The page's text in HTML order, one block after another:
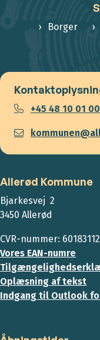
Borger
+45 48 10 01 00
Allerød Kommune
Bjarkesvej 2
3450 Allerød
CVR-nummer: 60183112
Vores EAN-numre
Oplæsning af tekst
Indgang til Outlook